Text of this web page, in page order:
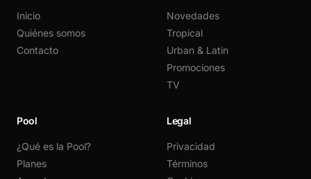
Inicio
Quiénes somos
Contacto
Novedades
Tropical
Urban & Latin
Promociones
TV
Pool
¿Qué es la Pool?
Planes
Legal
Privacidad
Términos